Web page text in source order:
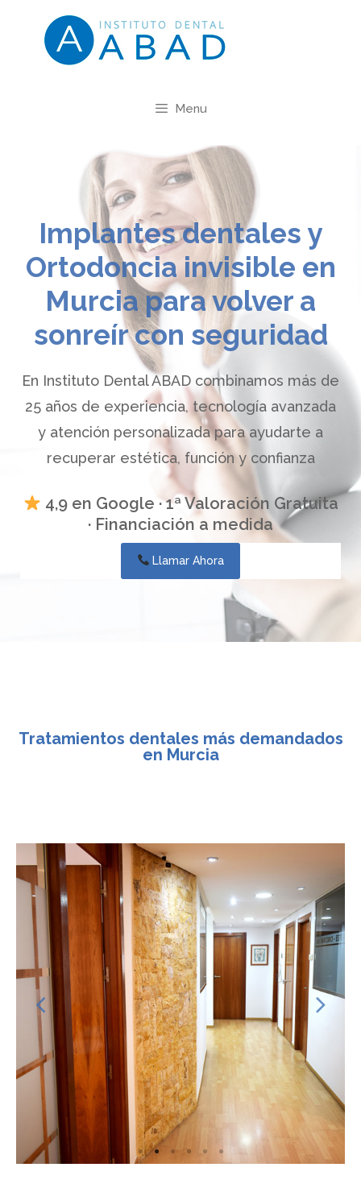
Menu
Implantes dentales y
Ortodoncia invisible en
Murcia para volver a
sonreír con seguridad
En Instituto Dental ABAD combinamos más de
25 años de experiencia, tecnología avanzada
y atención personalizada para ayudarte a
recuperar estética, función y confianza
4,9 en Google · 1ª Valoración Gratuita
· Financiación a medida
Llamar Ahora
Tratamientos dentales más demandados
en Murcia